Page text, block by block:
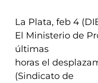
La Plata, feb 4
El Ministerio de
últimas
horas el
(Sindicato de